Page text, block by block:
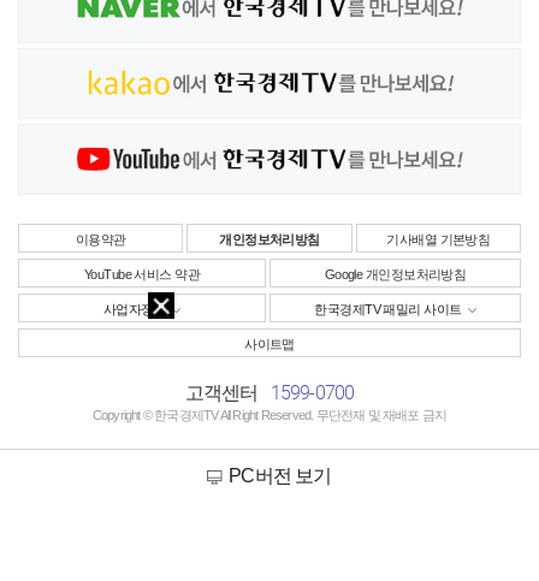
이용약관 개인정보처리방침 기사배열 기본방침
YouTube 서비스 약관 Google 개인정보처리방침
사업자정보 한국경제TV 패밀리 사이트
사이트맵
고객센터 1599-0700
Copyright © 한국경제TV All Right Reserved. 무단전재 및 재배포 금지
PC버전 보기